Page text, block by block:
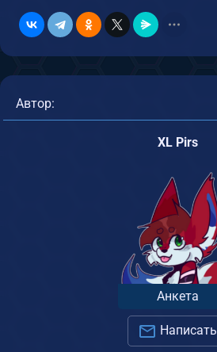
Автор:
XL Pirs
Анкета
Написать